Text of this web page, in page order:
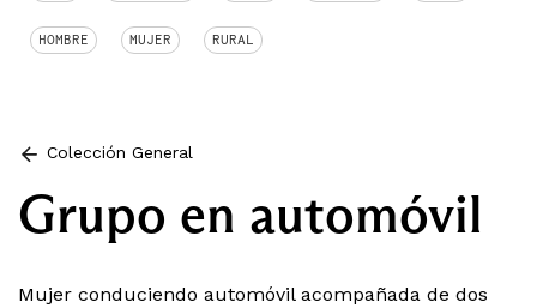
HOMBRE MUJER RURAL
Colección General
Grupo en automóvil
Mujer conduciendo automóvil acompañada de dos